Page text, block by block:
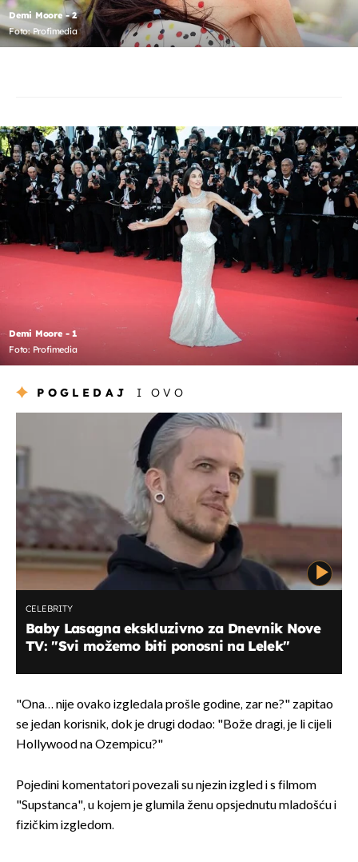
Demi Moore - 2
Foto: Profimedia
Demi Moore - 1
Foto: Profimedia
POGLEDAJ I OVO
CELEBRITY
Baby Lasagna ekskluzivno za Dnevnik Nove
TV: "Svi možemo biti ponosni na Lelek"
"Ona… nije ovako izgledala prošle godine, zar ne?" zapitao
se jedan korisnik, dok je drugi dodao: "Bože dragi, je li cijeli
Hollywood na Ozempicu?"
Pojedini komentatori povezali su njezin izgled i s filmom
"Supstanca", u kojem je glumila ženu opsjednutu mladošću i
fizičkim izgledom.